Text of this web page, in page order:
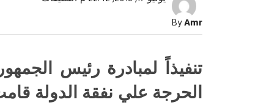
ByAmr
الرئيس
قوائم
انتظار
العمليات
الحرجة
تنفيذاً لمبادرة رئيس
الحرجة علي نفقة الدولة